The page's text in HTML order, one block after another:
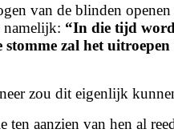
van de blinden
namelijk: “In die tijd
stomme zal het
zou dit eigenlijk
ten aanzien van hen al